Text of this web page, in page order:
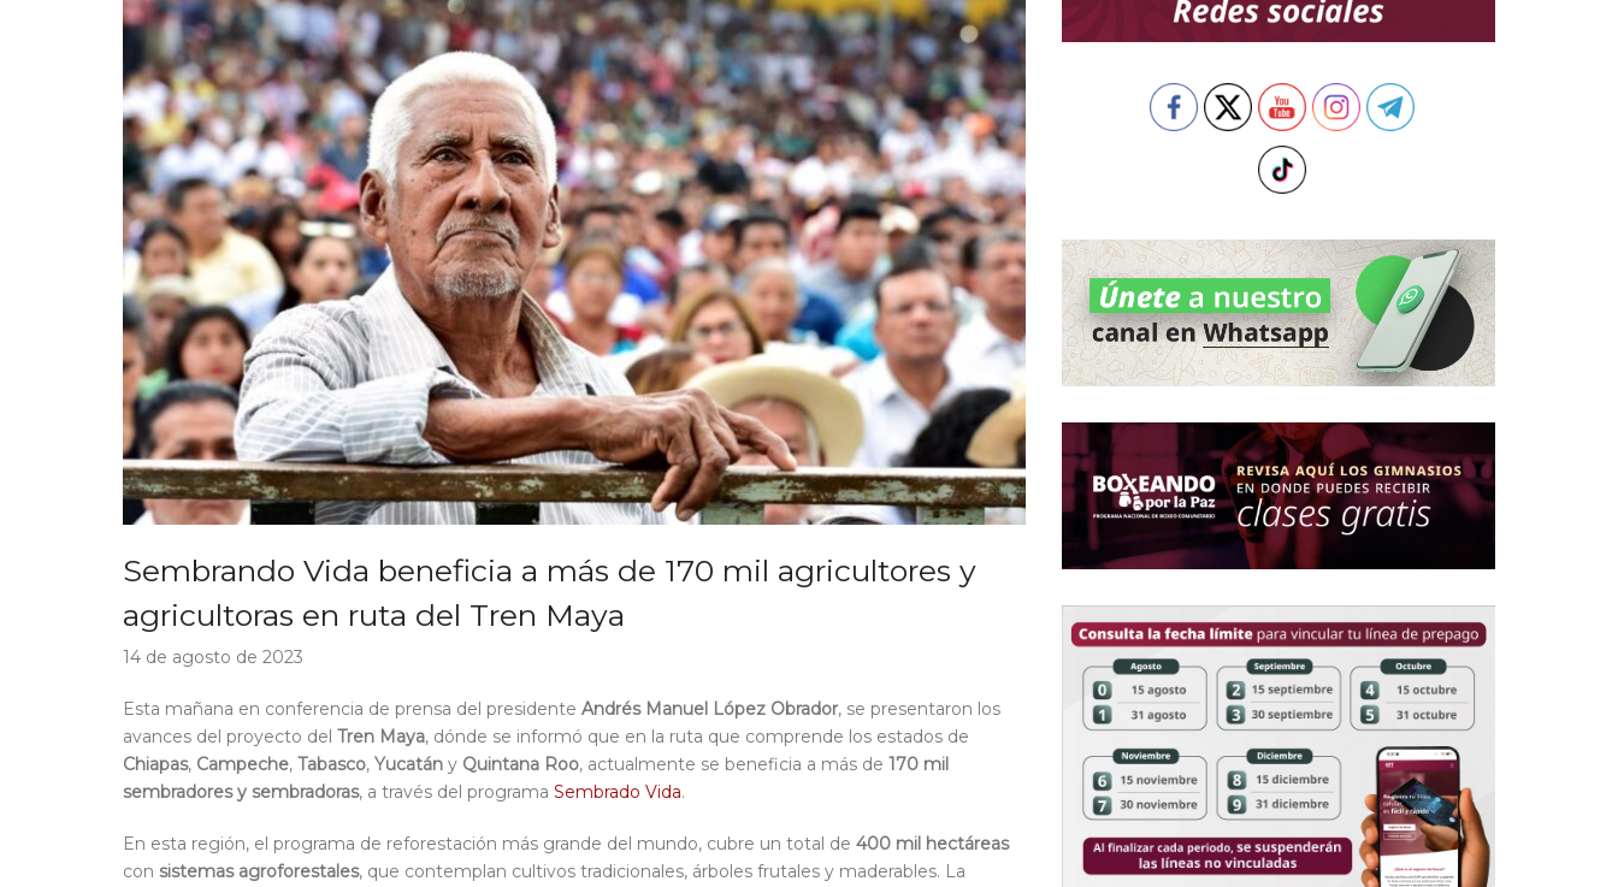
Sembrando Vida beneficia a más de 170 mil agricultores y
agricultoras en ruta del Tren Maya
14 de agosto de 2023
Esta mañana en conferencia de prensa del presidente Andrés Manuel López Obrador, se presentaron los
avances del proyecto del Tren Maya, dónde se informó que en la ruta que comprende los estados de
Chiapas, Campeche, Tabasco, Yucatán y Quintana Roo, actualmente se beneficia a más de 170 mil
sembradores y sembradoras, a través del programa Sembrado Vida.
En esta región, el programa de reforestación más grande del mundo, cubre un total de 400 mil hectáreas
con sistemas agroforestales, que contemplan cultivos tradicionales, árboles frutales y maderables. La